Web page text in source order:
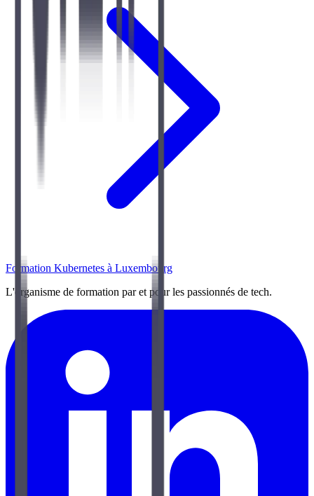
Formation Kubernetes à Luxembourg
L'organisme de formation par et pour les passionnés de tech.